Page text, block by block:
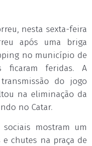
nesta sexta-feira
após uma briga
no município de
ficaram feridas. A
do jogo
na eliminação da
no Catar.
mostram um
chutes na praça de